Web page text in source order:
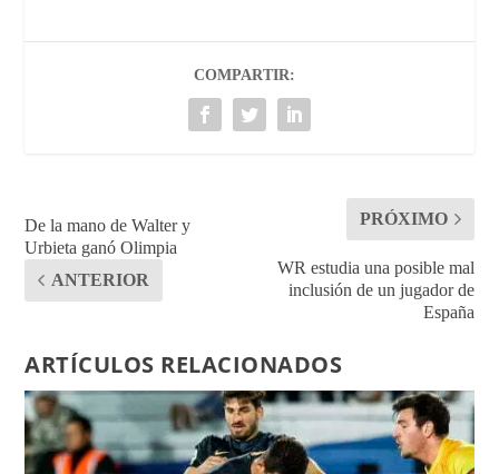
COMPARTIR:
De la mano de Walter y
Urbieta ganó Olimpia
ANTERIOR
PRÓXIMO
WR estudia una posible mal
inclusión de un jugador de
España
ARTÍCULOS RELACIONADOS